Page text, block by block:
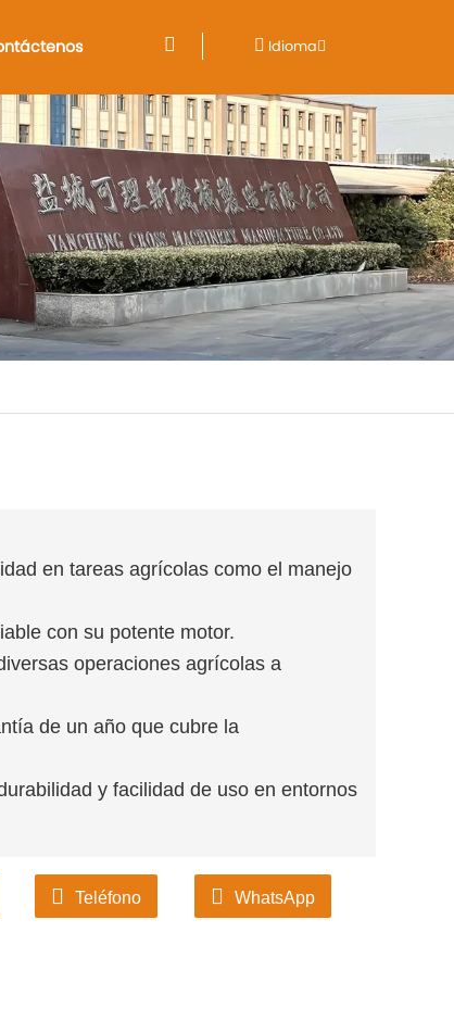
Idioma
en tareas agrícolas como el manejo
con su potente motor.
operaciones agrícolas a
de un año que cubre la
y facilidad de uso en entornos
Teléfono WhatsApp